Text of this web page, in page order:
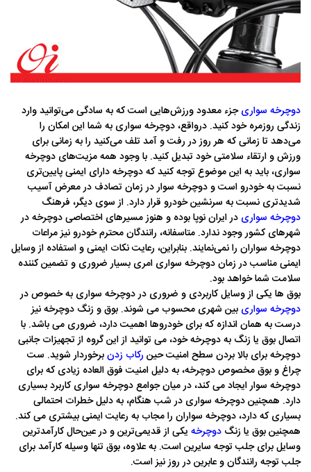
دوچرخه سواری جزء معدود ورزش‌هایی است که به سادگی می‌توانید وارد
زندگی روزمره خود کنید. درواقع، دوچرخه سواری به شما این امکان را
می‌دهد تا زمانی که هر روز در رفت و آمد تلف می‌کنید را به زمانی برای
ورزش و ارتقاء سلامتی خود تبدیل کنید. با وجود همه مزیت‌های دوچرخه
سواری، باید به این موضوع توجه کنید که دوچرخه دارای ایمنی پایین‌تری
نسبت به خودرو است و دوچرخه سوار در زمان تصادف در معرض آسیب
شدید‌تری نسبت به سرنشین خودرو قرار دارد. از سوی دیگر، فرهنگ
دوچرخه سواری در ایران نوپا بوده و هنوز مسیرهای اختصاصی دوچرخه در
شهرهای کشور وجود ندارد. متاسفانه، رانندگان محترم خودرو نیز مراعات
دوچرخه سواران را نمی‌نمایند. بنابراین، رعایت نکات ایمنی و استفاده از وسایل
ایمنی مناسب در زمان دوچرخه سواری امری بسیار ضروری و تضمین کننده
سلامت شما خواهد بود.
بوق ها یکی از وسایل کاربردی و ضروری در دوچرخه سواری به خصوص در
دوچرخه سواری بین شهری محسوب می شوند. بوق و زنگ دوچرخه نیز
درست به همان اندازه که برای خودروها اهمیت دارد، ضروری می باشد. با
اتصال بوق یا زنگ به دوچرخه خود، می توانید از این گروه از تجهیزات جانبی
دوچرخه برای بالا بردن سطح امنیت حینرکاب زدنبرخوردار شوید. ست
چراغ و بوق مخصوص دوچرخه، به دلیل امنیت فوق العاده زیادی که برای
دوچرخه سوار ایجاد می کند، در میان جوامع دوچرخه سواری کاربرد بسیاری
دارد. همچنین دوچرخه سواری در شب هنگام، به دلیل خطرات احتمالی
بسیاری که دارد، دوچرخه سواران را مجاب به رعایت ایمنی بیشتری می کند.
همچنین بوق یا زنگ دوچرخه یکی از قدیمی‌ترین و در عین‌حال کارآمدترین
وسایل برای جلب توجه سایرین است. به علاوه، بوق تنها وسیله کارآمد برای
جلب توجه رانندگان و عابرین در روز نیز است.